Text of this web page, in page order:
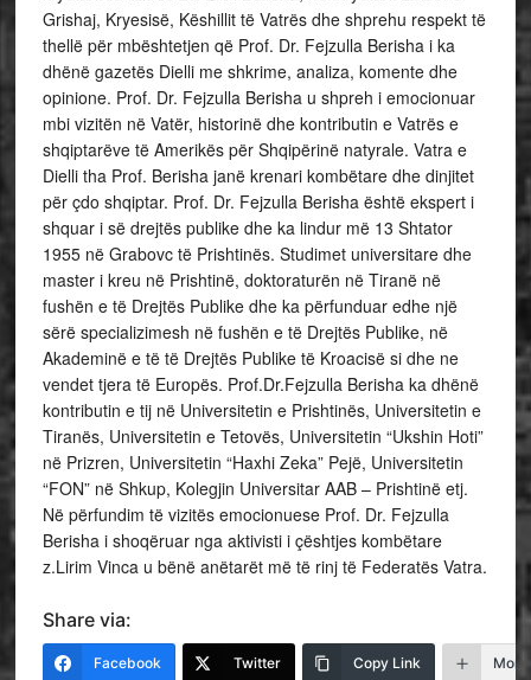
Grishaj, Kryesisë, Këshillit të Vatrës dhe shprehu respekt të
thellë për mbështetjen që Prof. Dr. Fejzulla Berisha i ka
dhënë gazetës Dielli me shkrime, analiza, komente dhe
opinione. Prof. Dr. Fejzulla Berisha u shpreh i emocionuar
mbi vizitën në Vatër, historinë dhe kontributin e Vatrës e
shqiptarëve të Amerikës për Shqipërinë natyrale. Vatra e
Dielli tha Prof. Berisha janë krenari kombëtare dhe dinjitet
për çdo shqiptar. Prof. Dr. Fejzulla Berisha është ekspert i
shquar i së drejtës publike dhe ka lindur më 13 Shtator
1955 në Grabovc të Prishtinës. Studimet universitare dhe
master i kreu në Prishtinë, doktoraturën në Tiranë në
fushën e të Drejtës Publike dhe ka përfunduar edhe një
sërë specializimesh në fushën e të Drejtës Publike, në
Akademinë e të të Drejtës Publike të Kroacisë si dhe ne
vendet tjera të Europës. Prof.Dr.Fejzulla Berisha ka dhënë
kontributin e tij në Universitetin e Prishtinës, Universitetin e
Tiranës, Universitetin e Tetovës, Universitetin “Ukshin Hoti”
në Prizren, Universitetin “Haxhi Zeka” Pejë, Universitetin
“FON” në Shkup, Kolegjin Universitar AAB – Prishtinë etj.
Në përfundim të vizitës emocionuese Prof. Dr. Fejzulla
Berisha i shoqëruar nga aktivisti i çështjes kombëtare
z.Lirim Vinca u bënë anëtarët më të rinj të Federatës Vatra.
Share via:
Facebook Twitter Copy Link More